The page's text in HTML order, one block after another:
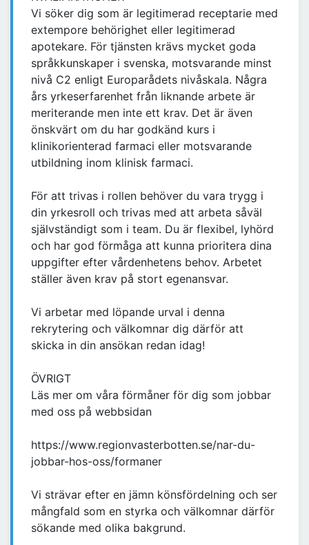
Vi söker dig som är legitimerad receptarie med
extempore behörighet eller legitimerad
apotekare. För tjänsten krävs mycket goda
språkkunskaper i svenska, motsvarande minst
nivå C2 enligt Europarådets nivåskala. Några
års yrkeserfarenhet från liknande arbete är
meriterande men inte ett krav. Det är även
önskvärt om du har godkänd kurs i
klinikorienterad farmaci eller motsvarande
utbildning inom klinisk farmaci.
För att trivas i rollen behöver du vara trygg i
din yrkesroll och trivas med att arbeta såväl
självständigt som i team. Du är flexibel, lyhörd
och har god förmåga att kunna prioritera dina
uppgifter efter vårdenhetens behov. Arbetet
ställer även krav på stort egenansvar.
Vi arbetar med löpande urval i denna
rekrytering och välkomnar dig därför att
skicka in din ansökan redan idag!
ÖVRIGT
Läs mer om våra förmåner för dig som jobbar
med oss på webbsidan
https://www.regionvasterbotten.se/nar-du-
jobbar-hos-oss/formaner
Vi strävar efter en jämn könsfördelning och ser
mångfald som en styrka och välkomnar därför
sökande med olika bakgrund.